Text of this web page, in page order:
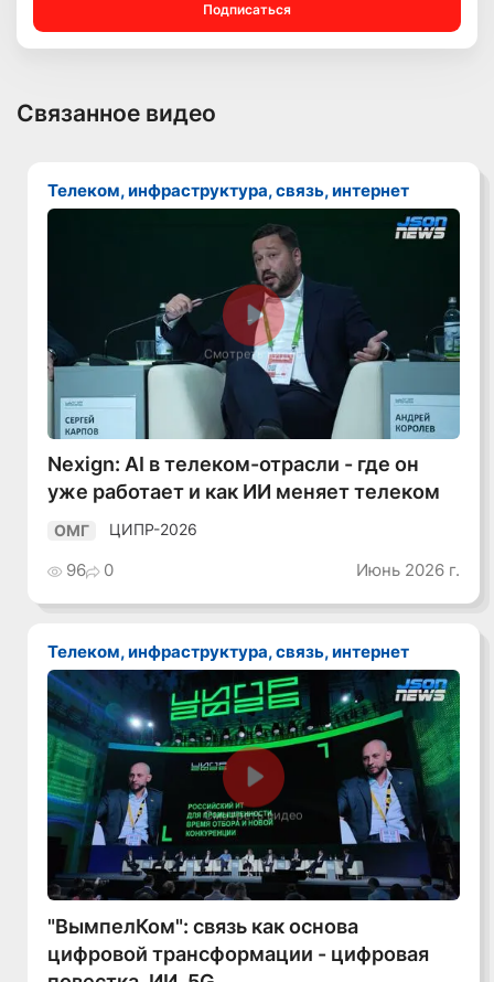
Подписаться
Связанное видео
Телеком, инфраструктура, связь, интернет
Смотреть видео
Nexign: AI в телеком-отрасли - где он
уже работает и как ИИ меняет телеком
ОМГ ЦИПР-2026
96 0 Июнь 2026 г.
Телеком, инфраструктура, связь, интернет
Смотреть видео
"ВымпелКом": связь как основа
цифровой трансформации - цифровая